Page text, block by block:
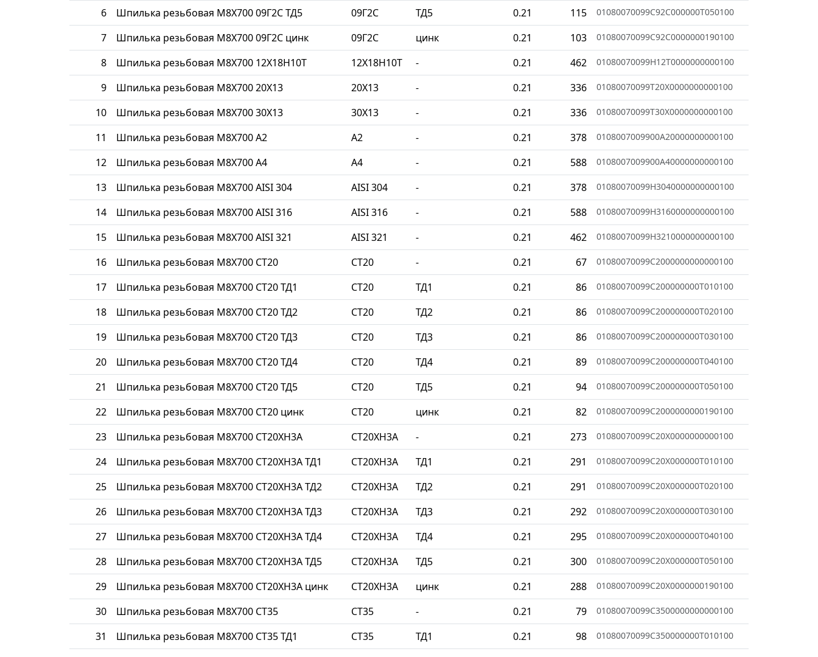
6 Шпилька резьбовая М8Х700 09Г2С ТД5 09Г2С ТД5 0.21 115 01080070099C92C000000T050100
7 Шпилька резьбовая М8Х700 09Г2С цинк 09Г2С цинк 0.21 103 01080070099C92C0000000190100
8 Шпилька резьбовая М8Х700 12Х18Н10Т 12Х18Н10Т - 0.21 462 01080070099H12T0000000000100
9 Шпилька резьбовая М8Х700 20Х13 20Х13 - 0.21 336 01080070099T20X0000000000100
10 Шпилька резьбовая М8Х700 30Х13 30Х13 - 0.21 336 01080070099T30X0000000000100
11 Шпилька резьбовая М8Х700 A2 A2 - 0.21 378 0108007009900A20000000000100
12 Шпилька резьбовая М8Х700 A4 A4 - 0.21 588 0108007009900A40000000000100
13 Шпилька резьбовая М8Х700 AISI 304 AISI 304 - 0.21 378 01080070099H3040000000000100
14 Шпилька резьбовая М8Х700 AISI 316 AISI 316 - 0.21 588 01080070099H3160000000000100
15 Шпилька резьбовая М8Х700 AISI 321 AISI 321 - 0.21 462 01080070099H3210000000000100
16 Шпилька резьбовая М8Х700 СТ20 СТ20 - 0.21 67 01080070099C2000000000000100
17 Шпилька резьбовая М8Х700 СТ20 ТД1 СТ20 ТД1 0.21 86 01080070099C200000000T010100
18 Шпилька резьбовая М8Х700 СТ20 ТД2 СТ20 ТД2 0.21 86 01080070099C200000000T020100
19 Шпилька резьбовая М8Х700 СТ20 ТД3 СТ20 ТД3 0.21 86 01080070099C200000000T030100
20 Шпилька резьбовая М8Х700 СТ20 ТД4 СТ20 ТД4 0.21 89 01080070099C200000000T040100
21 Шпилька резьбовая М8Х700 СТ20 ТД5 СТ20 ТД5 0.21 94 01080070099C200000000T050100
22 Шпилька резьбовая М8Х700 СТ20 цинк СТ20 цинк 0.21 82 01080070099C2000000000190100
23 Шпилька резьбовая М8Х700 СТ20ХН3А СТ20ХН3А - 0.21 273 01080070099C20X0000000000100
24 Шпилька резьбовая М8Х700 СТ20ХН3А ТД1 СТ20ХН3А ТД1 0.21 291 01080070099C20X000000T010100
25 Шпилька резьбовая М8Х700 СТ20ХН3А ТД2 СТ20ХН3А ТД2 0.21 291 01080070099C20X000000T020100
26 Шпилька резьбовая М8Х700 СТ20ХН3А ТД3 СТ20ХН3А ТД3 0.21 292 01080070099C20X000000T030100
27 Шпилька резьбовая М8Х700 СТ20ХН3А ТД4 СТ20ХН3А ТД4 0.21 295 01080070099C20X000000T040100
28 Шпилька резьбовая М8Х700 СТ20ХН3А ТД5 СТ20ХН3А ТД5 0.21 300 01080070099C20X000000T050100
29 Шпилька резьбовая М8Х700 СТ20ХН3А цинк СТ20ХН3А цинк 0.21 288 01080070099C20X0000000190100
30 Шпилька резьбовая М8Х700 СТ35 СТ35 - 0.21 79 01080070099C3500000000000100
31 Шпилька резьбовая М8Х700 СТ35 ТД1 СТ35 ТД1 0.21 98 01080070099C350000000T010100